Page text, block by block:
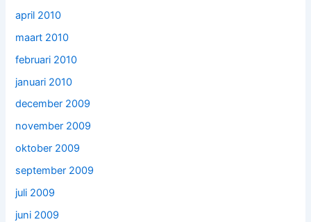
april 2010
maart 2010
februari 2010
januari 2010
december 2009
november 2009
oktober 2009
september 2009
juli 2009
juni 2009